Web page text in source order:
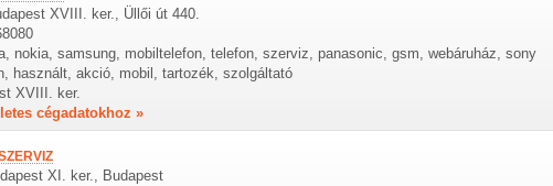
XVIII. ker., Üllői út 440.
nokia, samsung, mobiltelefon, telefon, szerviz, panasonic, gsm, webáruház, sony
használt, akció, mobil, tartozék, szolgáltató
XVIII. ker.
cégadatokhoz »
XI. ker., Budapest